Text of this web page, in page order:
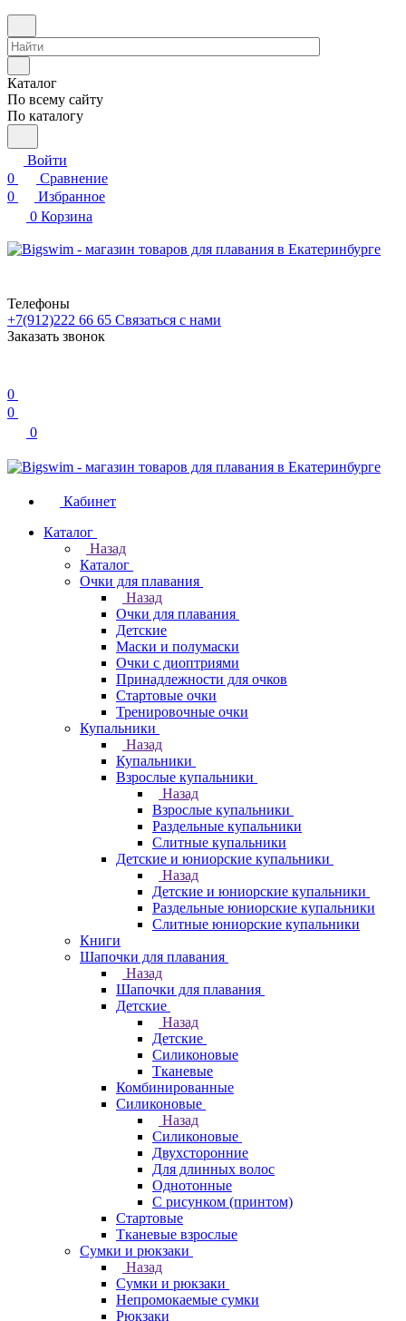
Каталог
По всему сайту
По каталогу
Войти
0
Сравнение
0
Избранное
0 Корзина
Телефоны
+7(912)222 66 65 Связаться с нами
Заказать звонок
0
0
0
Кабинет
Каталог
Назад
Каталог
Очки для плавания
Назад
Очки для плавания
Детские
Маски и полумаски
Очки с диоптриями
Принадлежности для очков
Стартовые очки
Тренировочные очки
Купальники
Назад
Купальники
Взрослые купальники
Назад
Взрослые купальники
Раздельные купальники
Слитные купальники
Детские и юниорские купальники
Назад
Детские и юниорские купальники
Раздельные юниорские купальники
Слитные юниорские купальники
Книги
Шапочки для плавания
Назад
Шапочки для плавания
Детские
Назад
Детские
Силиконовые
Тканевые
Комбинированные
Силиконовые
Назад
Силиконовые
Двухсторонние
Для длинных волос
Однотонные
С рисунком (принтом)
Стартовые
Тканевые взрослые
Сумки и рюкзаки
Назад
Сумки и рюкзаки
Непромокаемые сумки
Рюкзаки